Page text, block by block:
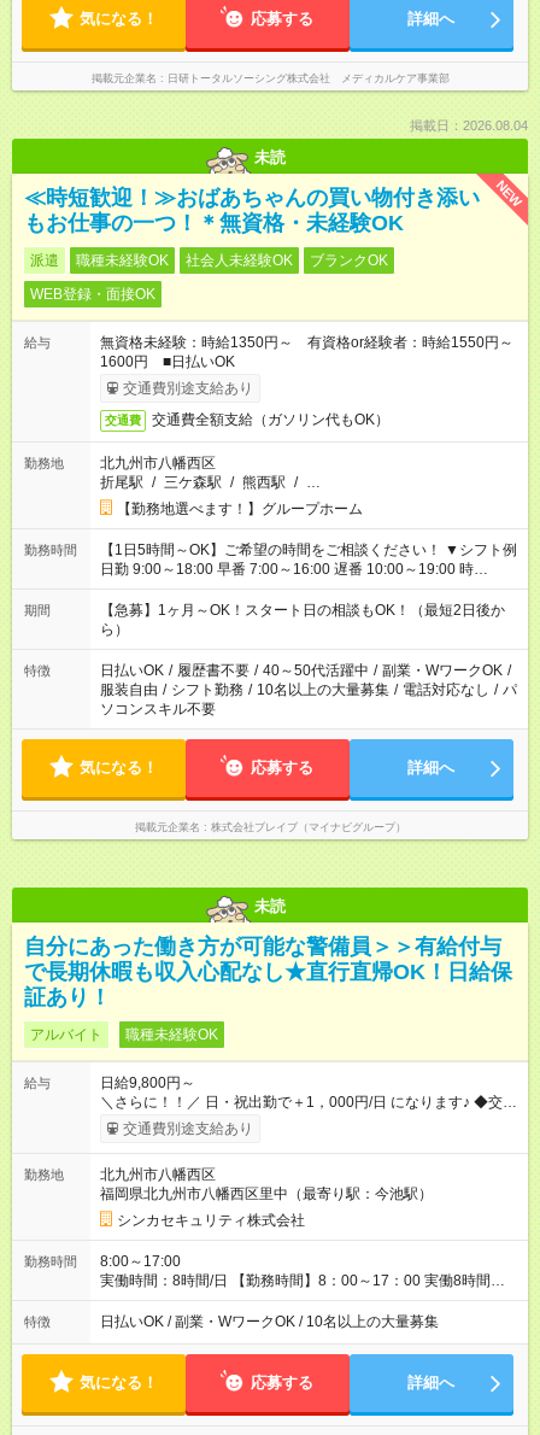
気になる！ 応募する 詳細へ
掲載元企業名 日研トータルソーシング株式会社 メディカルケア事業部
掲載日：2026.08.04
未読
NEW
≪時短歓迎！≫おばあちゃんの買い物付き添い
もお仕事の一つ！＊無資格・未経験OK
派遣 職種未経験OK 社会人未経験OK
ブランクOK
WEB登録・面接OK
給与
無資格未経験：時給1350円～ 有資格or経験者：時給1550円～
1600円 ■日払いOK
交通費別途支給あり
交通費 交通費全額支給（ガソリン代もOK）
勤務地
北九州市八幡西区
折尾駅 / 三ケ森駅 / 熊西駅 / …
【勤務地選べます！】グループホーム
勤務時間
【1日5時間～OK】ご希望の時間をご相談ください！ ▼シフト例
日勤 9:00～18:00 早番 7:00～16:00 遅番 10:00～19:00 時
短 10:00～15:00 上記はあくまで一例です。 「夕方までには帰宅
しておきたい」 「朝はゆっくりのスタートがいい」 「お昼の時
間を有効に使いたい」 など、ご希望があれば教えてください
ね。
期間
【急募】1ヶ月～OK！スタート日の相談もOK！（最短2日後か
ら）
特徴 日払いOK / 履歴書不要 / 40～50代活躍中 / 副業・WワークOK /
服装自由 / シフト勤務 / 10名以上の大量募集 / 電話対応なし / パ
ソコンスキル不要
気になる！ 応募する 詳細へ
掲載元企業名 株式会社ブレイブ（マイナビグループ）
未読
自分にあった働き方が可能な警備員＞＞有給付与
で長期休暇も収入心配なし★直行直帰OK！日給保
証あり！
アルバイト 職種未経験OK
給与
日給9,800円～
＼さらに！！／ 日・祝出勤で＋1，000円/日 になります♪ ◆交通
費支給あり ※規定あり ◆賞与あり ※規定あり ◆資格手当あり
◆最大15万円の定着支援制度あり ◆面接交通費3000円支給 ◆精
を除く ◆ファミリーサポートあり ┗障害をもつ子を育てる社員に
月1万円 ◆チャイルドサポートプランあり ┗自身/妻が不妊治療を
している社員に対し、 特別休暇と治療費の補助 【試用期間】
試用期間あり 試用期間の長さ：3ヶ月 雇用形態、給与は本採用
時と同じです。
交通費別途支給あり
勤務地
北九州市八幡西区
福岡県北九州市八幡西区里中（最寄り駅：今池駅）
シンカセキュリティ株式会社
勤務時間
8:00～17:00
実働時間：8時間/日 【勤務時間】8：00～17：00 実働8時間／
休憩1時間 ☆週5日勤務！ ☆残業少なめ（月平均1～5時間） 3か
月以内の短期間勤務もOK★ ＊週4日以上働ける方のみ
特徴 日払いOK / 副業・WワークOK / 10名以上の大量募集
気になる！ 応募する 詳細へ